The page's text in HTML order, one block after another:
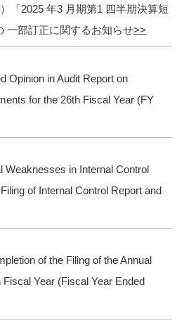
「2025 年3 月期第1 四半期決算短
一部訂正に関するお知らせ
Opinion in Audit Report on
for the 26th Fiscal Year (FY
Weaknesses in Internal Control
of Internal Control Report and
of the Filing of the Annual
Year (Fiscal Year Ended